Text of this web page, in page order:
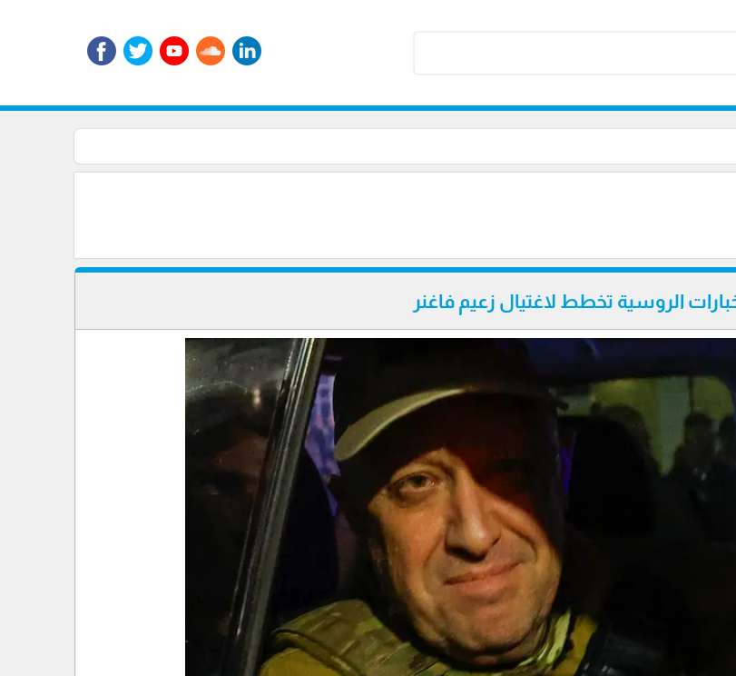
الروسية تخطط لاغتيال زعيم فاغنر